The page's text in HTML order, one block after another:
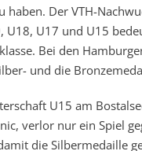
Der VTH-
U18, U17 und U15
Bei den
und die
U15 am
verlor nur ein Spiel
die Silbermedaille